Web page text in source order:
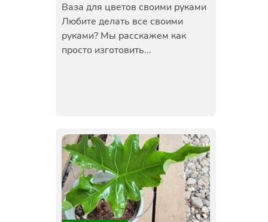
Ваза для цветов своими руками
Любите делать все своими
руками? Мы расскажем как
просто изготовить...